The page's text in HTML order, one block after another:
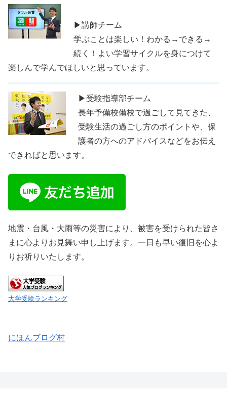
▶講師チーム
学ぶことは楽しい！わかる→できる→
続く！よい学習サイクルを身につけて
楽しんで学んでほしいと思っています。
▶受験指導部チーム
長年予備校備校で過ごして見てきた、
受験生活の過ごし方のポイントや、保
護者の方へのアドバイスなどをお伝え
できればと思います。
地震・台風・大雨等の災害により、被害を受けられた皆さ
まに心よりお見舞い申し上げます。一日も早い復旧を心よ
りお祈りいたします。
大学受験ランキング
にほんブログ村